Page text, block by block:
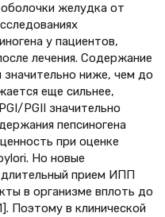
желудка от
у пациентов,
лечения. Содержание
значительно ниже, чем до
еще сильнее,
PGII значительно
пепсиногена
при оценке
Но новые
прием ИПП
в организме вплоть до
Поэтому в клинической